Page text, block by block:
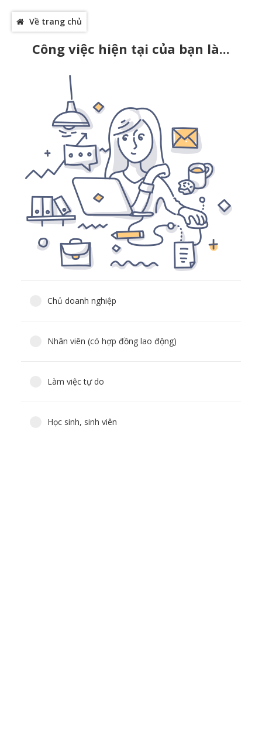
Về trang chủ
Công việc hiện tại của bạn là...
Chủ doanh nghiệp
Nhân viên (có hợp đồng lao động)
Làm việc tự do
Học sinh, sinh viên